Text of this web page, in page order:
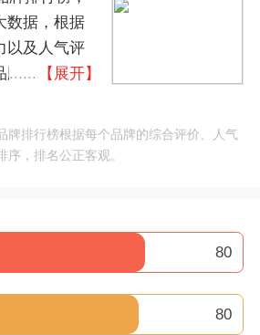
数据，根据
以及人气评
牌排行榜，
果您正在
好？本退热
为您选购、
【展开】
牌排行榜根据每个品牌的综合评价、人气
，排名公正客观。
80
80